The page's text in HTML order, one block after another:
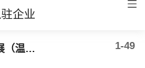
企业
圣托利奥文旅发展（温州）有限公司 1-49